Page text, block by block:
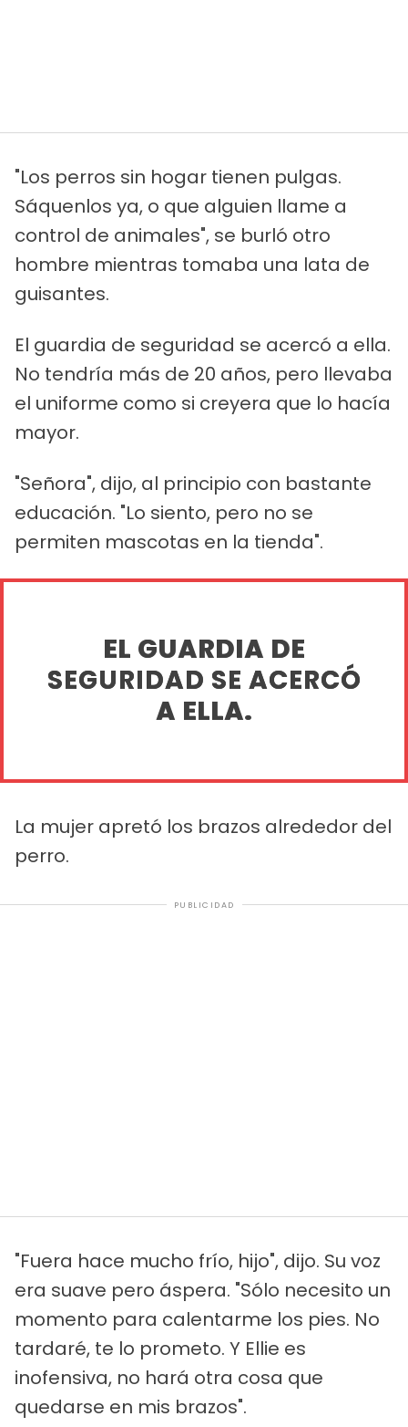
"Los perros sin hogar tienen pulgas.
Sáquenlos ya, o que alguien llame a
control de animales", se burló otro
hombre mientras tomaba una lata de
guisantes.
El guardia de seguridad se acercó a ella.
No tendría más de 20 años, pero llevaba
el uniforme como si creyera que lo hacía
mayor.
"Señora", dijo, al principio con bastante
educación. "Lo siento, pero no se
permiten mascotas en la tienda".
EL GUARDIA DE
SEGURIDAD SE ACERCÓ
A ELLA.
La mujer apretó los brazos alrededor del
perro.
PUBLICIDAD
"Fuera hace mucho frío, hijo", dijo. Su voz
era suave pero áspera. "Sólo necesito un
momento para calentarme los pies. No
tardaré, te lo prometo. Y Ellie es
inofensiva, no hará otra cosa que
quedarse en mis brazos".